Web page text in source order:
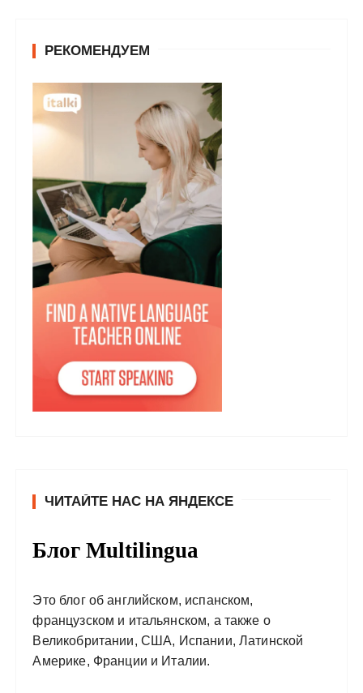
РЕКОМЕНДУЕМ
ЧИТАЙТЕ НАС НА ЯНДЕКСЕ
Блог Multilingua
Это блог об английском, испанском,
французском и итальянском, а также о
Великобритании, США, Испании, Латинской
Америке, Франции и Италии.